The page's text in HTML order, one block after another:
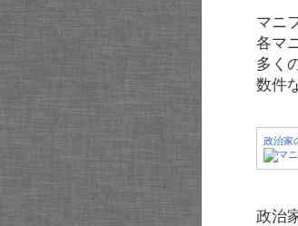
マニ
各マ
多く
数件
政治家
政治